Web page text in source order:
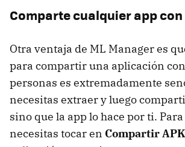
Comparte cualquier app con
Otra ventaja de ML Manager es
para compartir una aplicación
personas es extremadamente
necesitas extraer y luego
sino que la app lo hace por ti.
necesitas tocar en Compartir APK